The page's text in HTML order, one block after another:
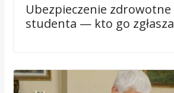
Ubezpieczenie zdrowotne
studenta — kto go zgłasza